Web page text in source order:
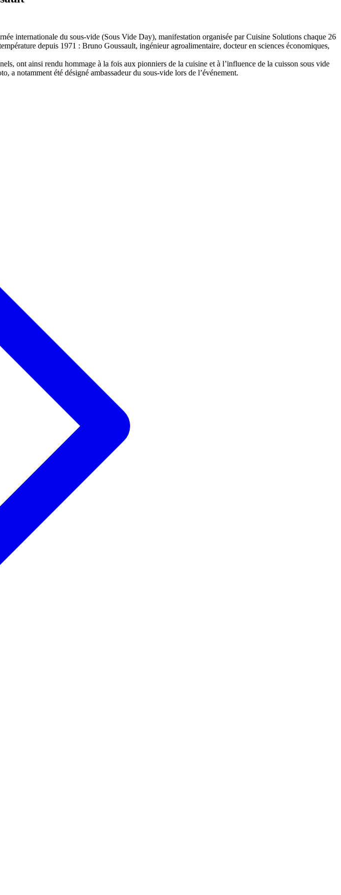
internationale du sous-vide (Sous Vide Day), manifestation organisée par Cuisine Solutions chaque 26
depuis 1971 : Bruno Goussault, ingénieur agroalimentaire, docteur en sciences économiques,
ont ainsi rendu hommage à la fois aux pionniers de la cuisine et à l’influence de la cuisson sous vide
notamment été désigné ambassadeur du sous-vide lors de l’événement.